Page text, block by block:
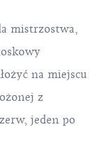
mistrzostwa,
na miejscu
z
jeden po